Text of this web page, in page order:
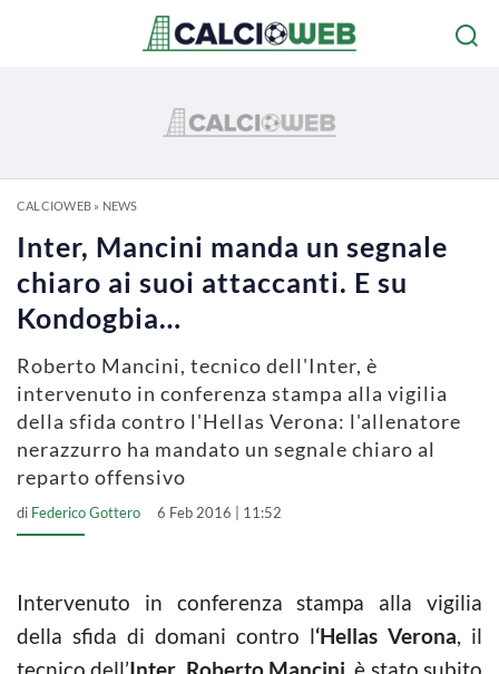
CALCIOWEB» NEWS
Inter, Mancini manda un segnale
chiaro ai suoi attaccanti. E su
Kondogbia…
Roberto Mancini, tecnico dell'Inter, è
intervenuto in conferenza stampa alla vigilia
della sfida contro l'Hellas Verona: l'allenatore
nerazzurro ha mandato un segnale chiaro al
reparto offensivo
di Federico Gottero 6 Feb 2016 | 11:52
Intervenuto in conferenza stampa alla vigilia
della sfida di domani contro l‘Hellas Verona, il